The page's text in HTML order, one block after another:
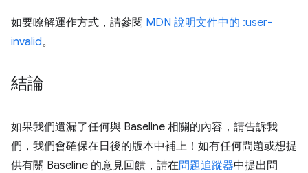
如要瞭解運作方式，請參閱 MDN 說明文件中的 :user-
invalid。
結論
如果我們遺漏了任何與 Baseline 相關的內容，請告訴我
們，我們會確保在日後的版本中補上！如有任何問題或想提
供有關 Baseline 的意見回饋，請在問題追蹤器中提出問